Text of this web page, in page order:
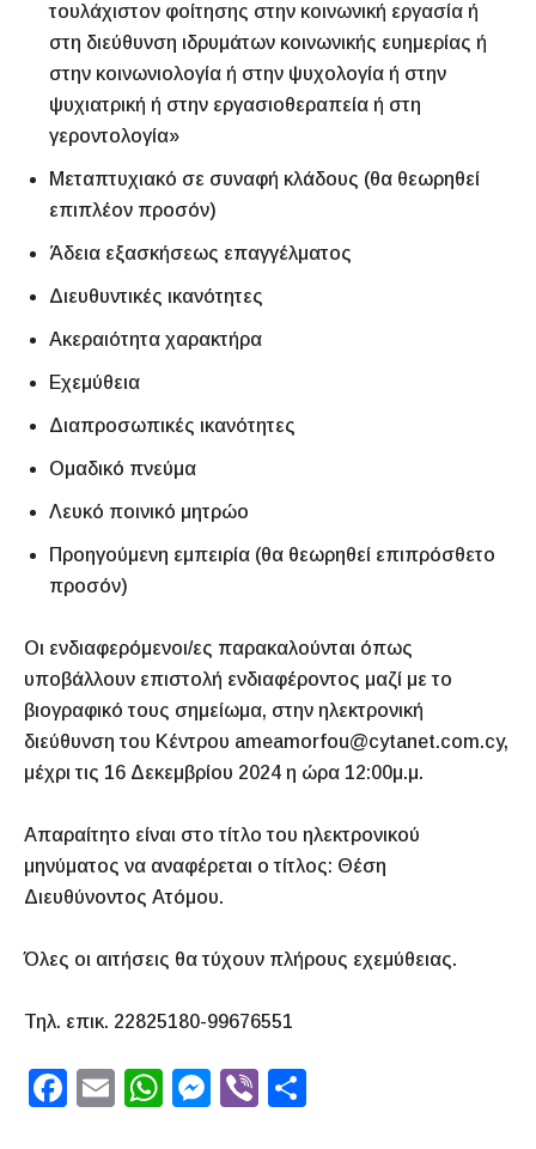
τουλάχιστον φοίτησης στην κοινωνική εργασία ή
στη διεύθυνση ιδρυμάτων κοινωνικής ευημερίας ή
στην κοινωνιολογία ή στην ψυχολογία ή στην
ψυχιατρική ή στην εργασιοθεραπεία ή στη
γεροντολογία»
Μεταπτυχιακό σε συναφή κλάδους (θα θεωρηθεί
επιπλέον προσόν)
Άδεια εξασκήσεως επαγγέλματος
Διευθυντικές ικανότητες
Ακεραιότητα χαρακτήρα
Εχεμύθεια
Διαπροσωπικές ικανότητες
Ομαδικό πνεύμα
Λευκό ποινικό μητρώο
Προηγούμενη εμπειρία (θα θεωρηθεί επιπρόσθετο
προσόν)
Οι ενδιαφερόμενοι/ες παρακαλούνται όπως
υποβάλλουν επιστολή ενδιαφέροντος μαζί με το
βιογραφικό τους σημείωμα, στην ηλεκτρονική
διεύθυνση του Κέντρου ameamorfou@cytanet.com.cy,
μέχρι τις 16 Δεκεμβρίου 2024 η ώρα 12:00μ.μ.
Απαραίτητο είναι στο τίτλο του ηλεκτρονικού
μηνύματος να αναφέρεται ο τίτλος: Θέση
Διευθύνοντος Ατόμου.
Όλες οι αιτήσεις θα τύχουν πλήρους εχεμύθειας.
Τηλ. επικ. 22825180-99676551
F
E
W
M
Vi